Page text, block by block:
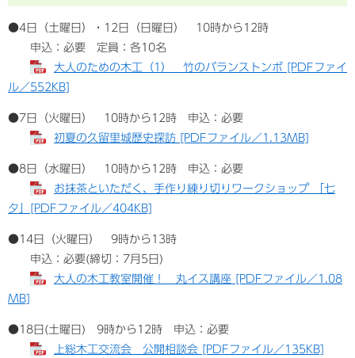
●4日（土曜日）・12日（日曜日） 10時から12時
申込：必要 定員：各10名
大人のための木工（1） 竹のバランストンボ [PDFファイ
ル／552KB]
●7日（火曜日） 10時から12時 申込：必要
初夏の久留里城歴史探訪 [PDFファイル／1.13MB]
●8日（水曜日） 10時から12時 申込：必要
お抹茶といただく、手作り練り切りワークショップ 「七
夕」[PDFファイル／404KB]
●14日（火曜日） 9時から13時
申込：必要(締切：7月5日)
大人の木工教室開催！ 丸イス講座 [PDFファイル／1.08
MB]
●18日(土曜日) 9時から12時 申込：必要
上総木工交流会 公開相談会 [PDFファイル／135KB]